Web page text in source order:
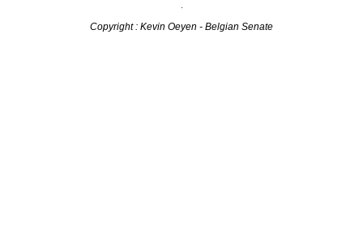
Copyright : Kevin Oeyen - Belgian Senate